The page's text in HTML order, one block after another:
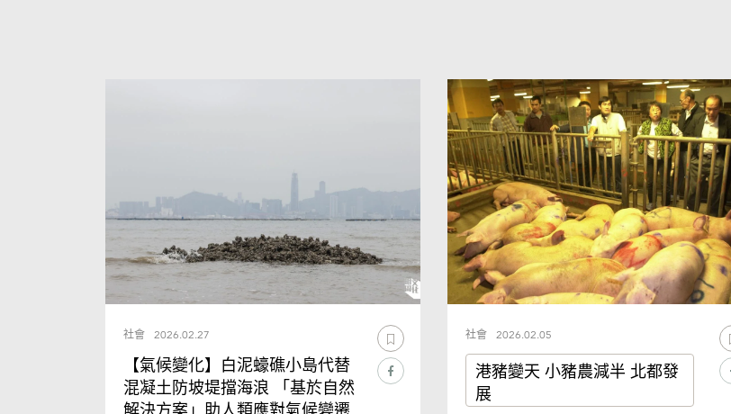
社會 2026.02.27
【氣候變化】白泥蠔礁小島代替
混凝土防坡堤擋海浪 「基於自然
社會 2026.02.05
港豬變天 小豬農減半 北都發
展